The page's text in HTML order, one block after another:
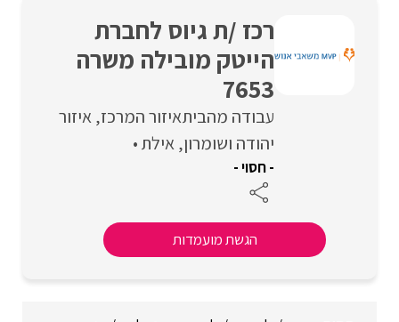
רכז /ת גיוס לחברת
הייטק מובילה משרה
7653
עבודה מהביתאיזור המרכז איזור
יהודה ושומרון אילת
- חסוי -
הגשת מועמדות